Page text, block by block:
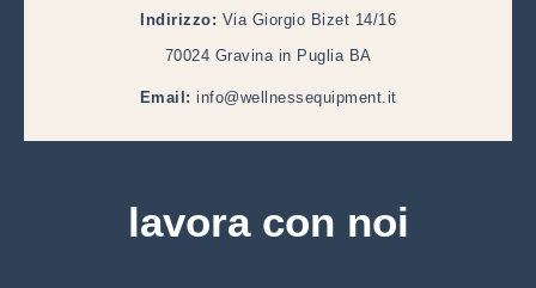
Indirizzo: Via Giorgio Bizet 14/16
70024 Gravina in Puglia BA
Email: info@wellnessequipment.it
lavora con noi